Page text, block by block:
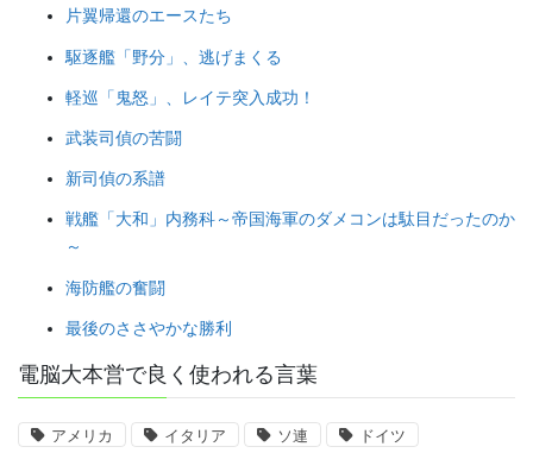
片翼帰還のエースたち
駆逐艦「野分」、逃げまくる
軽巡「鬼怒」、レイテ突入成功！
武装司偵の苦闘
新司偵の系譜
戦艦「大和」内務科～帝国海軍のダメコンは駄目だったのか
～
海防艦の奮闘
最後のささやかな勝利
電脳大本営で良く使われる言葉
アメリカ イタリア ソ連 ドイツ